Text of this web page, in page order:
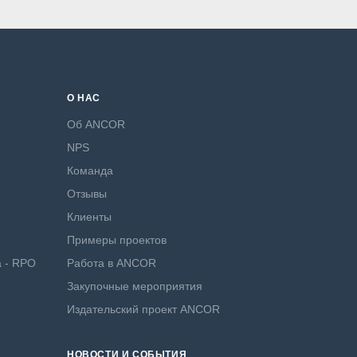
- RPO
О НАС
Об ANCOR
NPS
Команда
Отзывы
Клиенты
Примеры проектов
Работа в ANCOR
Закупочные мероприятия
Издательский проект ANCOR
НОВОСТИ И СОБЫТИЯ